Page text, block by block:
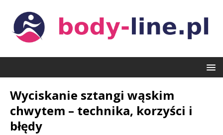
Wyciskanie sztangi wąskim
chwytem – technika, korzyści i
błędy